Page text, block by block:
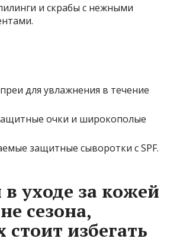
и скрабы с нежными
для увлажнения в течение
очки и широкополые
защитные сыворотки с SPF.
уходе за кожей
сезона,
стоит избегать